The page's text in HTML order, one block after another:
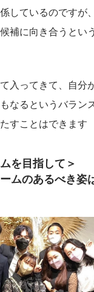
しているのですが
補に向き合うとい
入ってきて、自分
なるというバラン
すことはできます
を目指して＞
ムのあるべき姿